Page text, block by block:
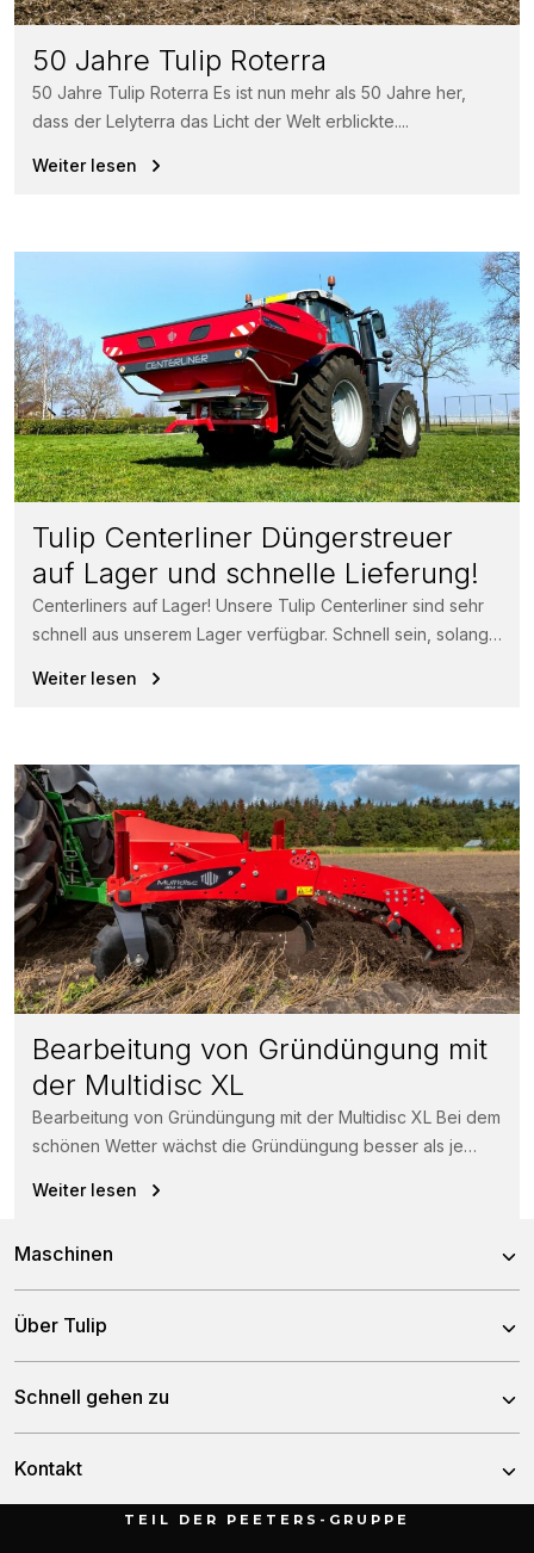
50 Jahre Tulip Roterra
50 Jahre Tulip Roterra Es ist nun mehr als 50 Jahre her,
dass der Lelyterra das Licht der Welt erblickte....
Weiter lesen
Tulip Centerliner Düngerstreuer
auf Lager und schnelle Lieferung!
Centerliners auf Lager! Unsere Tulip Centerliner sind sehr
schnell aus unserem Lager verfügbar. Schnell sein, solange
Weiter lesen
Bearbeitung von Gründüngung mit
der Multidisc XL
Bearbeitung von Gründüngung mit der Multidisc XL Bei dem
schönen Wetter wächst die Gründüngung besser als je
Weiter lesen
Maschinen
Kreiseleggen
Zinkeneggen
Grubber
Sämaschinen
Düngerstreuer
Über Tulip
Geschichte
Schnell gehen zu
Kontakt
Munnikenheiweg 47TEIL DER PEETERS-GRUPPE